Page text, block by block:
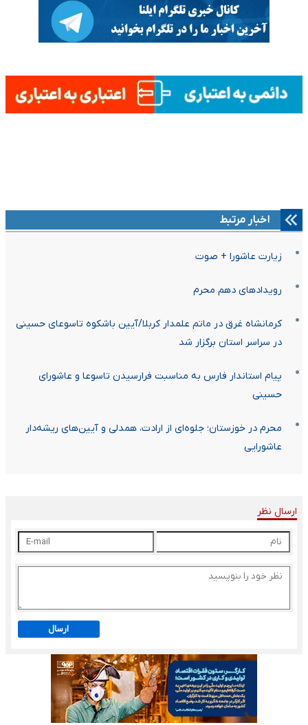
اخبار مرتبط
زیارت عاشورا + صوت
رویدادهای دهم محرم
کرمانشاه غرق در ماتم علمدار کربلا/آیین باشکوه تاسوعای حسینی
در سراسر استان برگزار شد
پیام استاندار فارس به مناسبت فرارسیدن تاسوعا و عاشورای
حسینی
محرم در خوزستان؛ جلوه‌ای از ارادت، همدلی و آیین‌های ریشه‌دار
عاشورایی
ارسال نظر
ارسال